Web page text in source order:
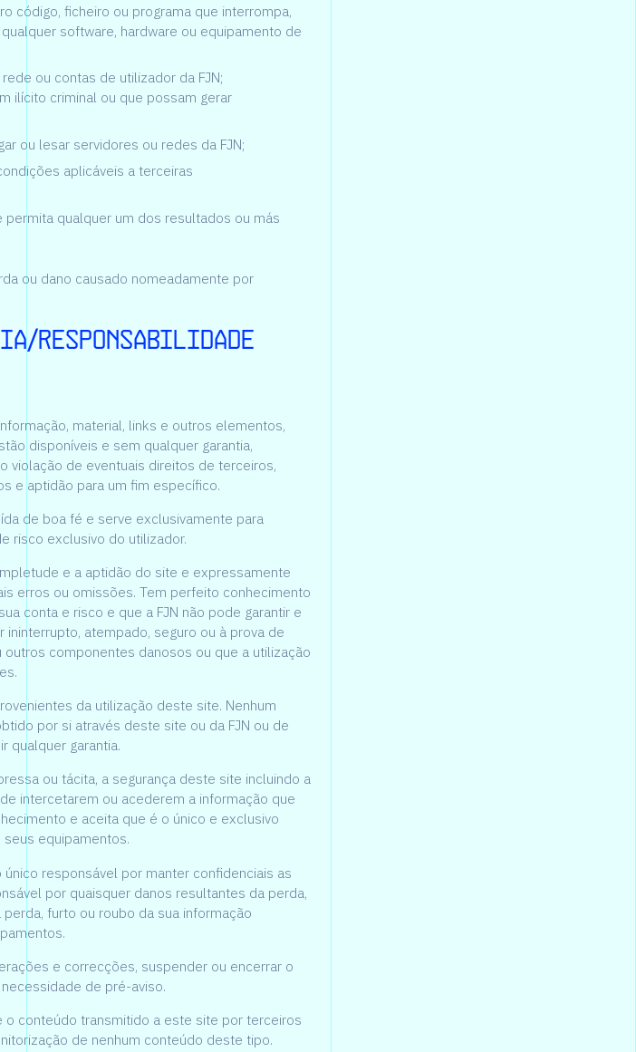
código, ficheiro ou programa que interrompa,
software, hardware ou equipamento de
ou contas de utilizador da FJN;
ilícito criminal ou que possam gerar
ou lesar servidores ou redes da FJN;
aplicáveis a terceiras
qualquer um dos resultados ou más
ou dano causado nomeadamente por
responsabilidade
material, links e outros elementos,
disponíveis e sem qualquer garantia,
violação de eventuais direitos de terceiros,
e aptidão para um fim específico.
de boa fé e serve exclusivamente para
risco exclusivo do utilizador.
e a aptidão do site e expressamente
erros ou omissões. Tem perfeito conhecimento
conta e risco e que a FJN não pode garantir e
atempado, seguro ou à prova de
componentes danosos ou que a utilização
da utilização deste site. Nenhum
por si através deste site ou da FJN ou de
qualquer garantia.
ou tácita, a segurança deste site incluindo a
intercetarem ou acederem a informação que
e aceita que é o único e exclusivo
equipamentos.
responsável por manter confidenciais as
por quaisquer danos resultantes da perda,
furto ou roubo da sua informação
e correcções, suspender ou encerrar o
de pré-aviso.
o conteúdo transmitido a este site por terceiros
de nenhum conteúdo deste tipo.